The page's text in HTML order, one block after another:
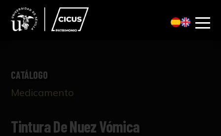
CATÁLOGO
Medicamento
Tintura De Nuez Vómica